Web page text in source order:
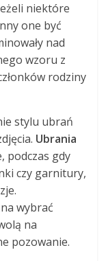
niektóre
one być
nad
wzoru z
rodziny
stylu ubrań
Ubrania
podczas gdy
czy garnitury,
wybrać
na
pozowanie.